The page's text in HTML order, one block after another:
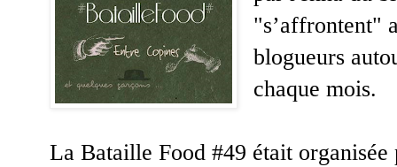
"s’affrontent"
blogueurs
chaque mois.
La Bataille Food #49 était